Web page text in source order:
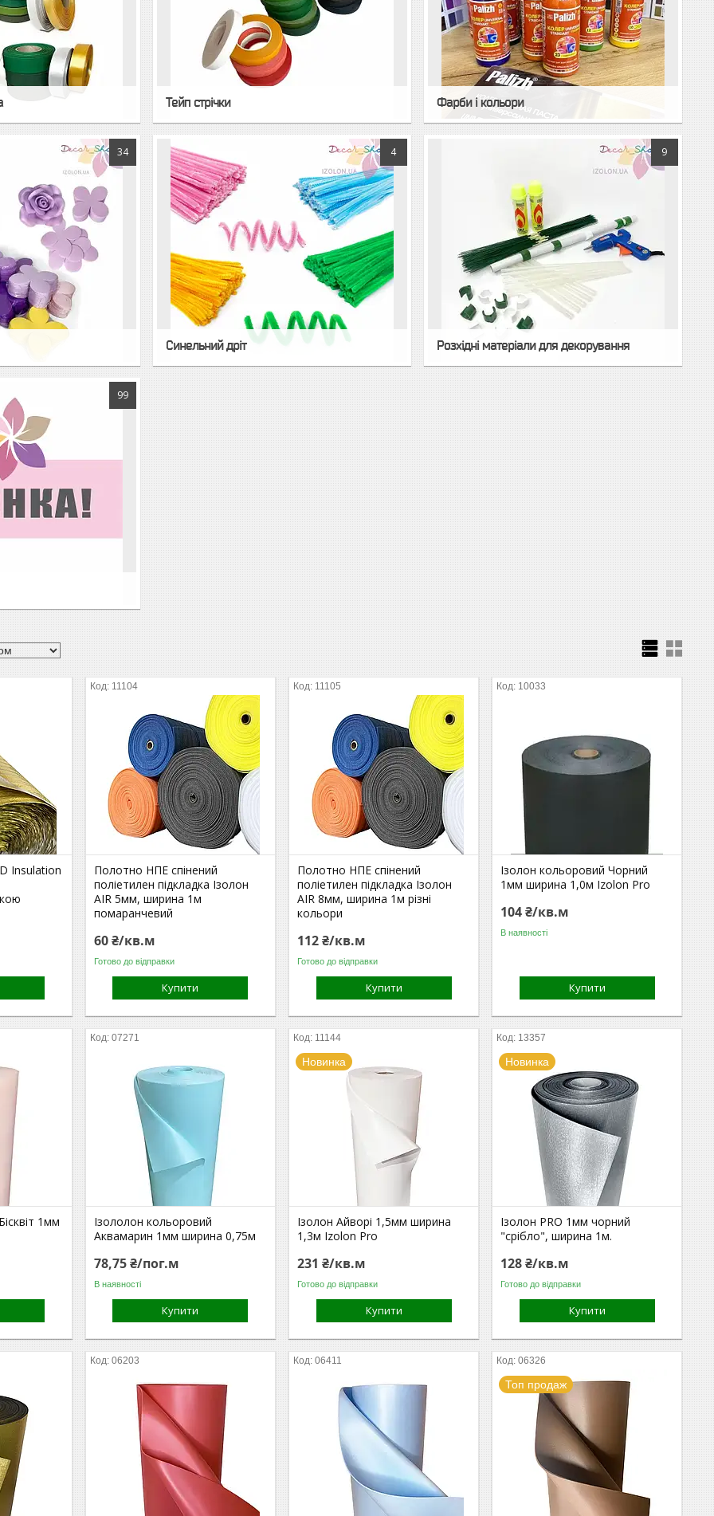
Тейп стрічки Фарби і кольори
34 4
Синельний дріт
9
Розхідні матеріали для декорування
99
Insulation
11104
Полотно НПЕ спінений
поліетилен підкладка Ізолон
AIR 5мм, ширина 1м
помаранчевий
60 ₴/кв.м
Готово до відправки
Купити
11105
Полотно НПЕ спінений
поліетилен підкладка Ізолон
AIR 8мм, ширина 1м різні
кольори
112 ₴/кв.м
Готово до відправки
Купити
10033
Ізолон кольоровий Чорний
1мм ширина 1,0м Izolon Pro
104 ₴/кв.м
В наявності
Купити
1мм
07271
Ізололон кольоровий
Аквамарин 1мм ширина 0,75м
78,75 ₴/пог.м
В наявності
Купити
11144
Новинка
Ізолон Айворі 1,5мм ширина
1,3м Izolon Pro
231 ₴/кв.м
Готово до відправки
Купити
13357
Новинка
Ізолон PRO 1мм чорний
"срібло", ширина 1м.
128 ₴/кв.м
Готово до відправки
Купити
06203 06411 06326
Топ продаж